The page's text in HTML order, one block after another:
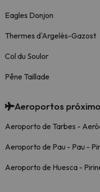
Eagles Donjon
Thermes d'Argelès-Gazost
Col du Soulor
Pêne Taillade
Aeroportos
Aeroporto de Tarbes -
Aeroporto de Pau - Pau -
Aeroporto de Huesca -